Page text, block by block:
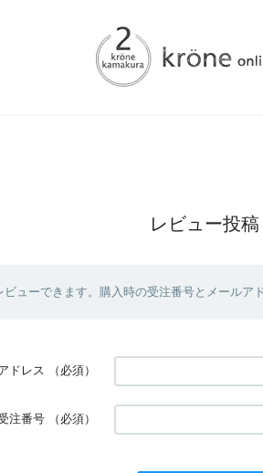
レビュー投稿
ューできます。購入時の受注番号とメールア
ドレス （必須）
注番号 （必須）